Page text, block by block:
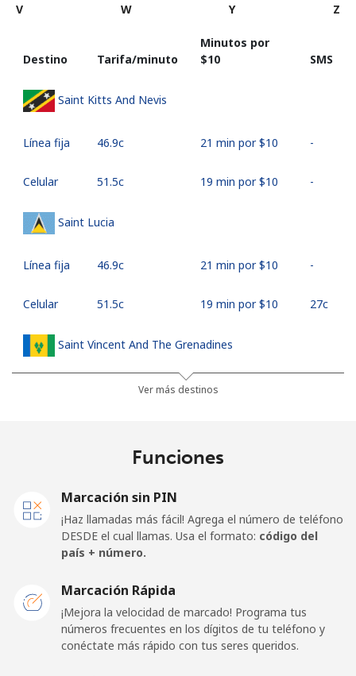
V
W Y Z
Destino Tarifa/minuto
Minutos por
⁦$10⁩
SMS
Saint Kitts And Nevis
Línea fija ⁦46.9c⁩ 21 min por ⁦$10⁩ -
Celular ⁦51.5c⁩ 19 min por ⁦$10⁩ -
Saint Lucia
Línea fija ⁦46.9c⁩ 21 min por ⁦$10⁩ -
Celular ⁦51.5c⁩ 19 min por ⁦$10⁩ ⁦27c⁩
Saint Vincent And The Grenadines
23 min por ⁦$10⁩
Línea fija
⁦199.5c⁩
San Marino
Línea fija ⁦33.9c⁩ 29 min por ⁦$10⁩ -
Ver más destinos
Funciones
Marcación sin PIN
¡Haz llamadas más fácil! Agrega el número de teléfono
DESDE el cual llamas. Usa el formato: código del
país + número.
Marcación Rápida
¡Mejora la velocidad de marcado! Programa tus
números frecuentes en los dígitos de tu teléfono y
conéctate más rápido con tus seres queridos.